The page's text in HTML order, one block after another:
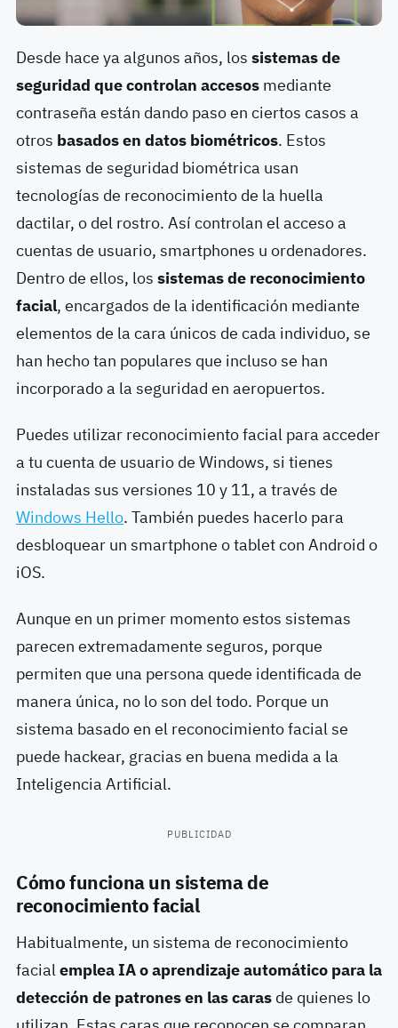
Desde hace ya algunos años, los sistemas de
seguridad que controlan accesosmediante
contraseña están dando paso en ciertos casos a
otros basados en datos biométricos. Estos
sistemas de seguridad biométrica usan
tecnologías de reconocimiento de la huella
dactilar, o del rostro. Así controlan el acceso a
cuentas de usuario, smartphones u ordenadores.
Dentro de ellos, los sistemas de reconocimiento
facial, encargados de la identificación mediante
elementos de la cara únicos de cada individuo, se
han hecho tan populares que incluso se han
incorporado a la seguridad en aeropuertos.
Puedes utilizar reconocimiento facial para acceder
a tu cuenta de usuario de Windows, si tienes
instaladas sus versiones 10 y 11, a través de
Windows Hello. También puedes hacerlo para
desbloquear un smartphone o tablet con Android o
iOS.
Aunque en un primer momento estos sistemas
parecen extremadamente seguros, porque
permiten que una persona quede identificada de
manera única, no lo son del todo. Porque un
sistema basado en el reconocimiento facial se
puede hackear, gracias en buena medida a la
Inteligencia Artificial.
PUBLICIDAD
Cómo funciona un sistema de
reconocimiento facial
Habitualmente, un sistema de reconocimiento
facialemplea IA o aprendizaje automático para la
detección de patrones en las carasde quienes lo